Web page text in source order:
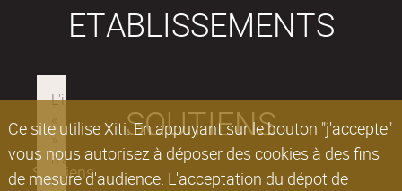
Ce site utilise Xiti. En appuyant sur le bouton "j'accepte"
vous nous autorisez à déposer des cookies à des fins
de mesure d'audience. L'acceptation du dépot de
ETABLISSEMENTS
SOUTIENS
Soutiens